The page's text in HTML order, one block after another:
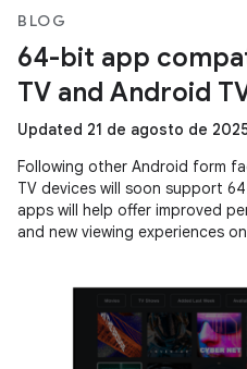
BLOG
64-bit app
TV and Android
Updated 21 de agosto de
Following other Android form
TV devices will soon support
apps will help offer improved
and new viewing experiences